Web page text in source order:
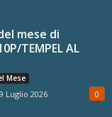
mese di
TEMPEL AL
Mese
Luglio 2026 0